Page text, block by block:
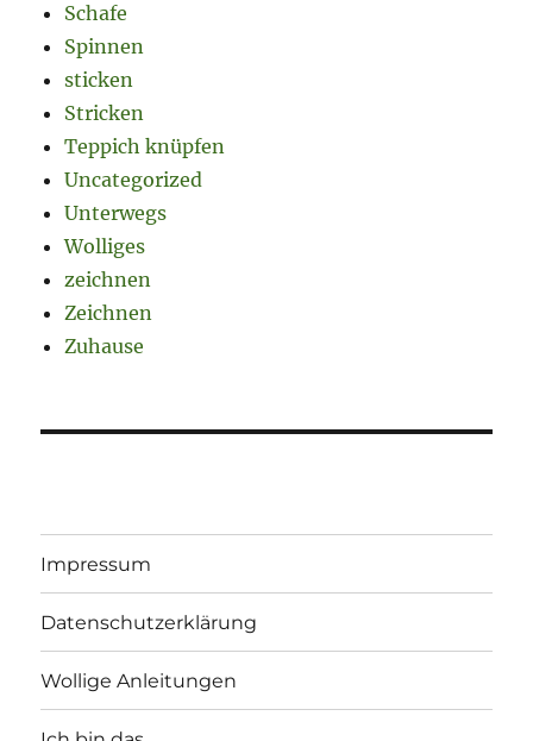
Schafe
Spinnen
sticken
Stricken
Teppich knüpfen
Uncategorized
Unterwegs
Wolliges
zeichnen
Zeichnen
Zuhause
Impressum
Datenschutzerklärung
Wollige Anleitungen